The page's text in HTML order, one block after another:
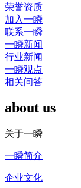
荣誉资质
加入一瞬
联系一瞬
一瞬新闻
行业新闻
一瞬观点
相关问答
about us
关于一瞬
一瞬简介
企业文化